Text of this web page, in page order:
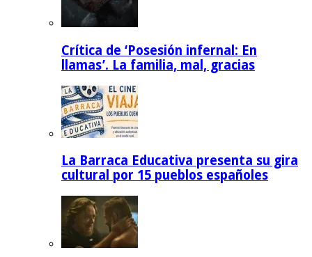
Crítica de ‘Posesión infernal: En
llamas’. La familia, mal, gracias
La Barraca Educativa presenta su gira
cultural por 15 pueblos españoles